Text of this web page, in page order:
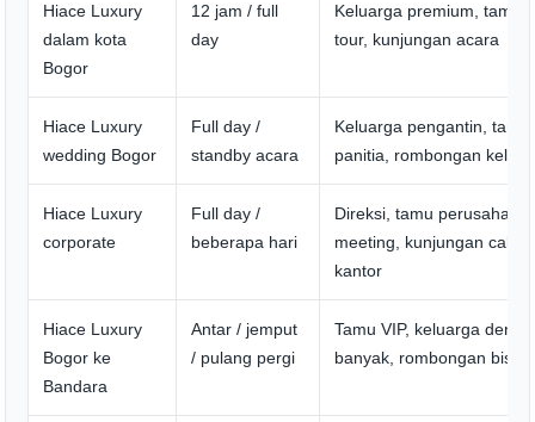
Hiace Luxury
dalam kota
Bogor
12 jam / full
day
Keluarga premium, tamu
tour, kunjungan acara
Hiace Luxury
wedding Bogor
Full day /
standby acara
Keluarga pengantin, tamu
panitia, rombongan
Hiace Luxury
corporate
Full day /
beberapa hari
Direksi, tamu perusahaan,
meeting, kunjungan
kantor
Hiace Luxury
Bogor ke
Bandara
Antar / jemput
/ pulang pergi
Tamu VIP, keluarga
banyak, rombongan bisnis